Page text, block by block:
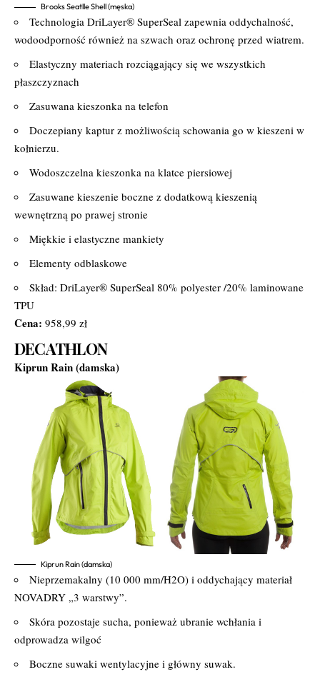
Brooks Seatlle Shell (męska)
Technologia DriLayer® SuperSeal zapewnia oddychalność,
wodoodporność również na szwach oraz ochronę przed wiatrem.
Elastyczny materiach rozciągający się we wszystkich
płaszczyznach
Zasuwana kieszonka na telefon
Doczepiany kaptur z możliwością schowania go w kieszeni w
kołnierzu.
Wodoszczelna kieszonka na klatce piersiowej
Zasuwane kieszenie boczne z dodatkową kieszenią
wewnętrzną po prawej stronie
Miękkie i elastyczne mankiety
Elementy odblaskowe
Skład: DriLayer® SuperSeal 80% polyester /20% laminowane
TPU
Cena: 958,99 zł
DECATHLON
Kiprun Rain (damska)
Kiprun Rain (damska)
Nieprzemakalny (10 000 mm/H2O) i oddychający materiał
NOVADRY „3 warstwy”.
Skóra pozostaje sucha, ponieważ ubranie wchłania i
odprowadza wilgoć
Boczne suwaki wentylacyjne i główny suwak.